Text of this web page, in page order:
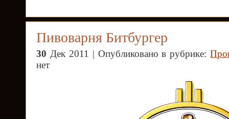
Пивоварня Битбургер
30 Дек 2011 | Опубликовано в рубрике:
нет